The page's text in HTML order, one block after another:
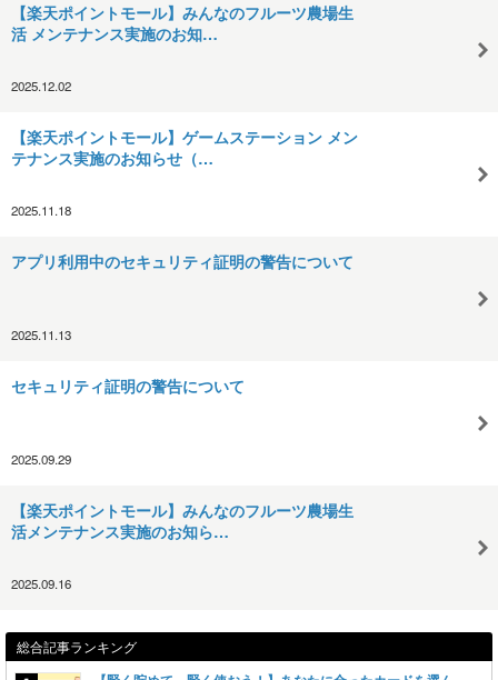
【楽天ポイントモール】みんなのフルーツ農場生
活 メンテナンス実施のお知…
2025.12.02
【楽天ポイントモール】ゲームステーション メン
テナンス実施のお知らせ（…
2025.11.18
アプリ利用中のセキュリティ証明の警告について
2025.11.13
セキュリティ証明の警告について
2025.09.29
【楽天ポイントモール】みんなのフルーツ農場生
活メンテナンス実施のお知ら…
2025.09.16
総合記事ランキング